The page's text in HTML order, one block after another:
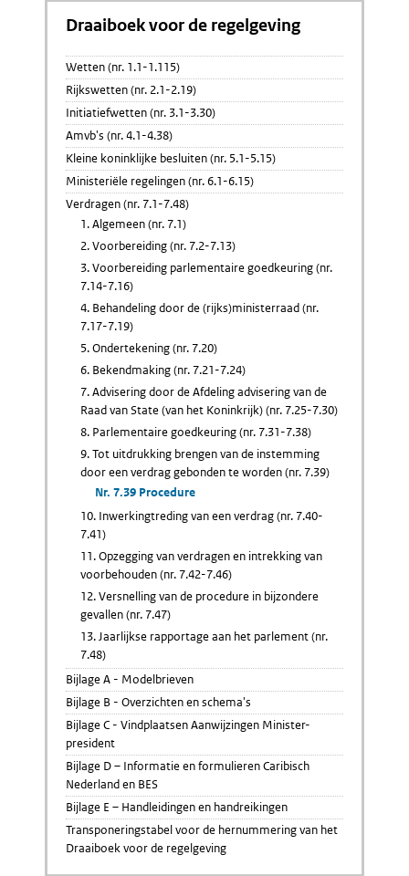
Draaiboek voor de regelgeving
Wetten (nr. 1.1-1.115)
Rijkswetten (nr. 2.1-2.19)
Initiatiefwetten (nr. 3.1-3.30)
Amvb's (nr. 4.1-4.38)
Kleine koninklijke besluiten (nr. 5.1-5.15)
Ministeriële regelingen (nr. 6.1-6.15)
Verdragen (nr. 7.1-7.48)
1. Algemeen (nr. 7.1)
2. Voorbereiding (nr. 7.2-7.13)
3. Voorbereiding parlementaire goedkeuring (nr.
7.14-7.16)
4. Behandeling door de (rijks)ministerraad (nr.
7.17-7.19)
5. Ondertekening (nr. 7.20)
6. Bekendmaking (nr. 7.21-7.24)
7. Advisering door de Afdeling advisering van de
Raad van State (van het Koninkrijk) (nr. 7.25-7.30)
8. Parlementaire goedkeuring (nr. 7.31-7.38)
9. Tot uitdrukking brengen van de instemming
door een verdrag gebonden te worden (nr. 7.39)
Nr. 7.39 Procedure
10. Inwerkingtreding van een verdrag (nr. 7.40-
7.41)
11. Opzegging van verdragen en intrekking van
voorbehouden (nr. 7.42-7.46)
12. Versnelling van de procedure in bijzondere
gevallen (nr. 7.47)
13. Jaarlijkse rapportage aan het parlement (nr.
7.48)
Bijlage A - Modelbrieven
Bijlage B - Overzichten en schema's
Bijlage C - Vindplaatsen Aanwijzingen Minister-
president
Bijlage D – Informatie en formulieren Caribisch
Nederland en BES
Bijlage E – Handleidingen en handreikingen
Transponeringstabel voor de hernummering van het
Draaiboek voor de regelgeving